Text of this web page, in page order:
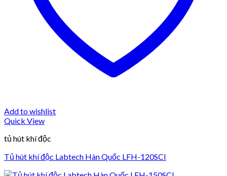
Add to wishlist
Quick View
tủ hút khí độc
Tủ hút khí độc Labtech Hàn Quốc LFH-120SCI